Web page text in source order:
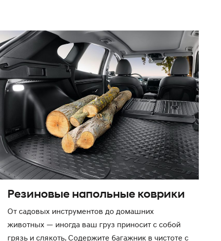
Резиновые напольные коврики
От садовых инструментов до домашних
животных — иногда ваш груз приносит с собой
грязь и слякоть. Содержите багажник в чистоте с